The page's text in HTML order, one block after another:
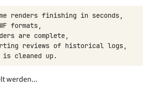
renders finishing in seconds,
formats,
are complete,
reviews of historical logs,
is cleaned up.
werden...